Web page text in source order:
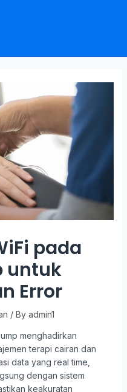
pada
untuk
Error
/ By admin1
menghadirkan
terapi cairan dan
data yang real time,
dengan sistem
keakuratan